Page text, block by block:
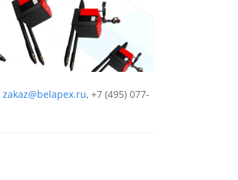
zakaz@belapex.ru, +7 (495) 077-